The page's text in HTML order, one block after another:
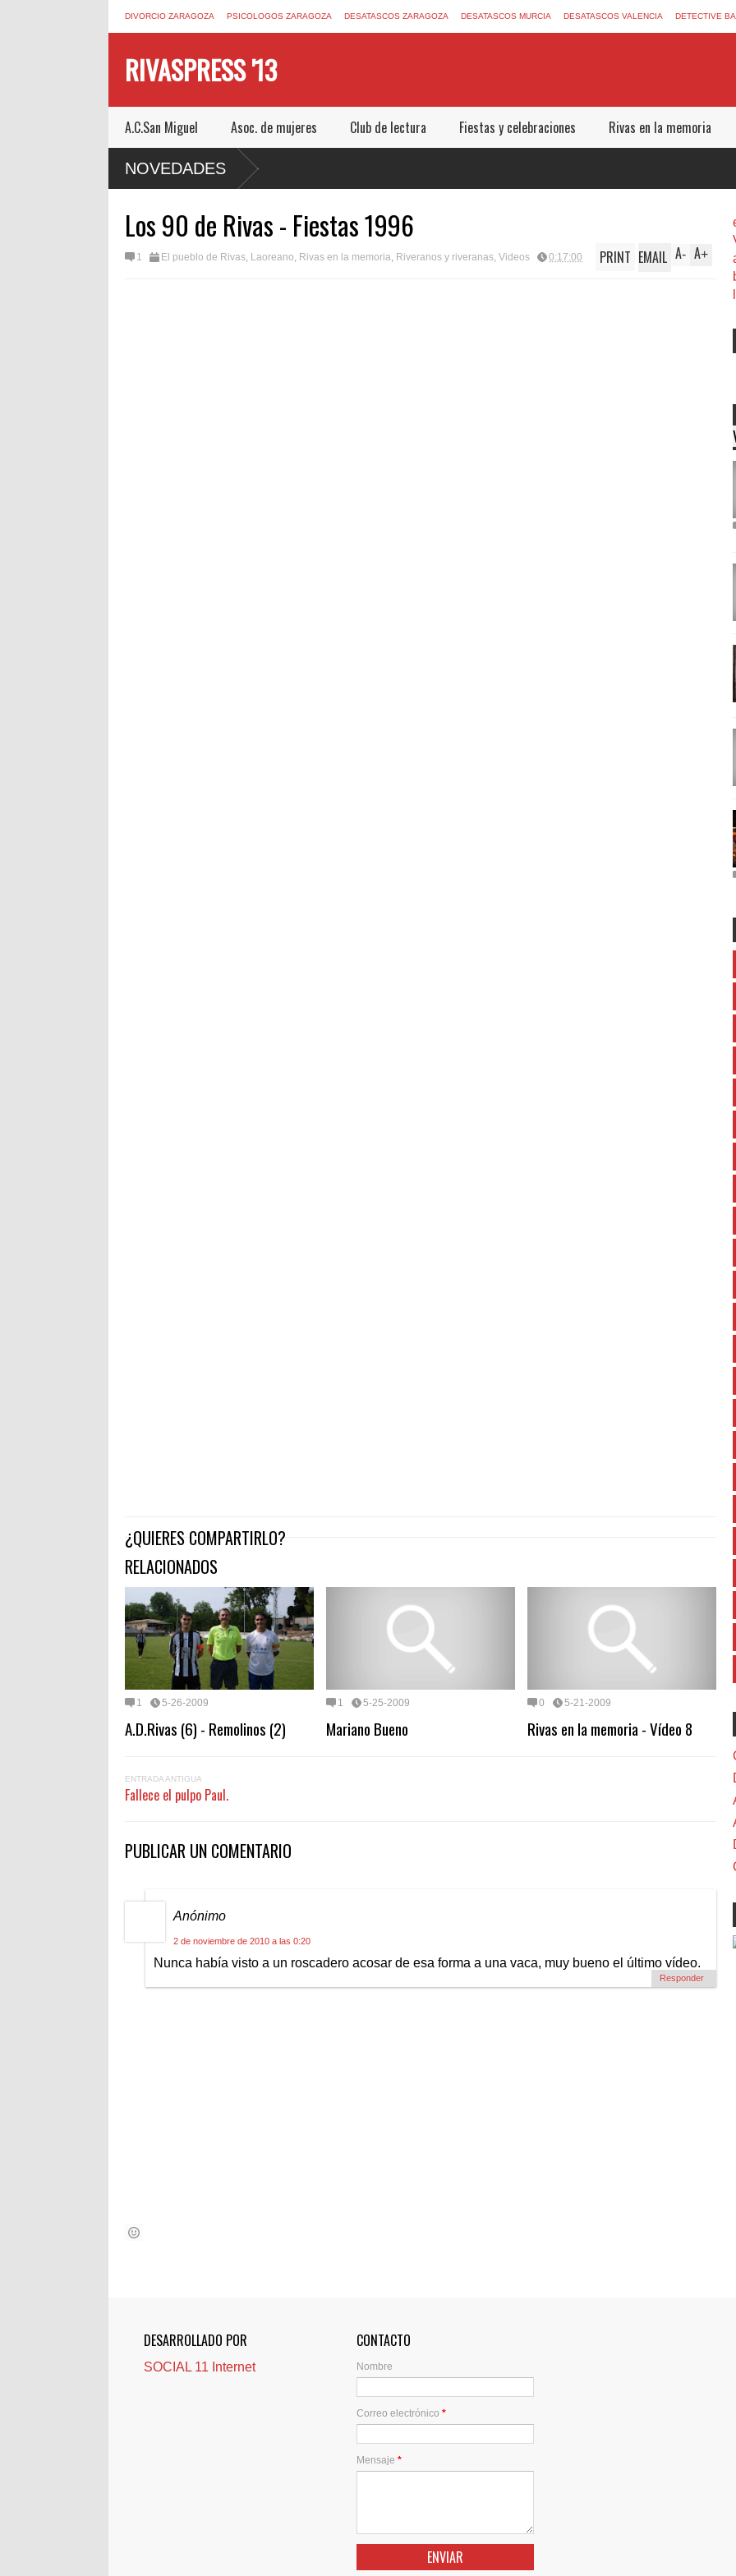
DIVORCIO ZARAGOZA PSICOLOGOS ZARAGOZA DESATASCOS ZARAGOZA DESATASCOS MURCIA DESATASCOS VALENCIA DETECTIVE
RIVASPRESS '13
A.C.San Miguel Asoc. de mujeres Club de lectura Fiestas y celebraciones Rivas en la memoria
NOVEDADES
ROOM DE MUCHO MIEDO EN
Los 90 de Rivas - Fiestas 1996
1 El pueblo de Rivas, Laoreano, Rivas en la memoria, Riveranos y riveranas, Videos 0:17:00 A+
A-
PRINT EMAIL
¿QUIERES COMPARTIRLO?
RELACIONADOS
1 5-26-2009
A.D.Rivas (6) - Remolinos (2)
1 5-25-2009
Mariano Bueno
0 5-21-2009
Rivas en la memoria - Vídeo 8
ENTRADA ANTIGUA
Fallece el pulpo Paul.
PUBLICAR UN COMENTARIO
Anónimo
2 de noviembre de 2010 a las 0:20
Nunca había visto a un roscadero acosar de esa forma a una vaca, muy bueno el último vídeo.
Responder
DESARROLLADO POR
SOCIAL 11 Internet
CONTACTO
Nombre
Correo electrónico*
Mensaje*